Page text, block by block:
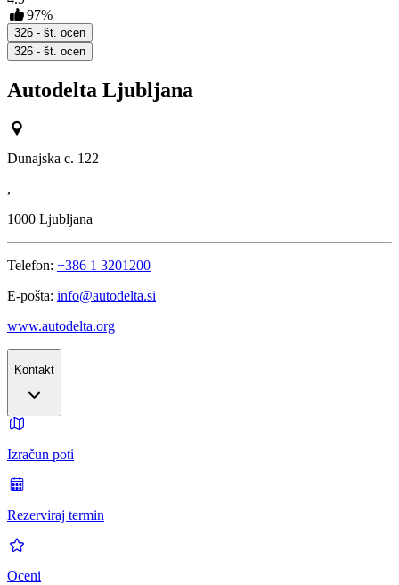
97%
326 - št. ocen
326 - št. ocen
Autodelta Ljubljana
Dunajska c. 122
,
1000 Ljubljana
Telefon: +386 1 3201200
E-pošta: info@autodelta.si
www.autodelta.org
Kontakt
Izračun poti
Rezerviraj termin
Oceni